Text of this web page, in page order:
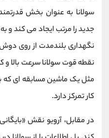
سولانا به ‌عنوان بخش
جدید را مرتب ایجاد می ‌کند و
نگهداری بلندمدت از روی
نقطه قوت سولانا سرعت بالا و
مثل یک ماشین مسابقه ‌ای که
کار تمرکز دارد.
در مقابل، آرویو نقش